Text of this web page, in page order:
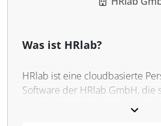
Was ist HRlab?
HRlab ist eine cloudbasierte
Software der HRlab GmbH, die